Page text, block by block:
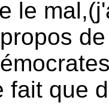
le
fait que